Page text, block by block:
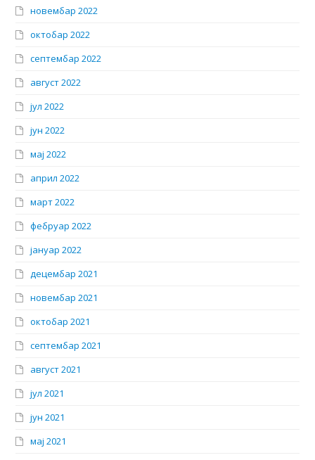
новембар 2022
октобар 2022
септембар 2022
август 2022
јул 2022
јун 2022
мај 2022
април 2022
март 2022
фебруар 2022
јануар 2022
децембар 2021
новембар 2021
октобар 2021
септембар 2021
август 2021
јул 2021
јун 2021
мај 2021